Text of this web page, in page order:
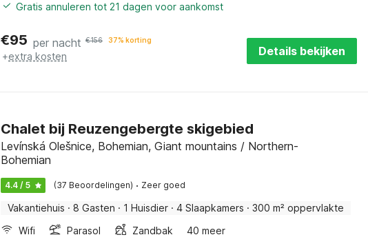
Gratis annuleren tot 21 dagen voor aankomst
€95 per nacht €156 37% korting
+extra kosten Details bekijken
Chalet bij Reuzengebergte skigebied
Levínská Olešnice, Bohemian, Giant mountains / Northern-
Bohemian
4.4 / 5 (37 Beoordelingen) · Zeer goed
Vakantiehuis · 8 Gasten · 1 Huisdier · 4 Slaapkamers · 300 m² oppervlakte
Wifi
Parasol Zandbak 40 meer